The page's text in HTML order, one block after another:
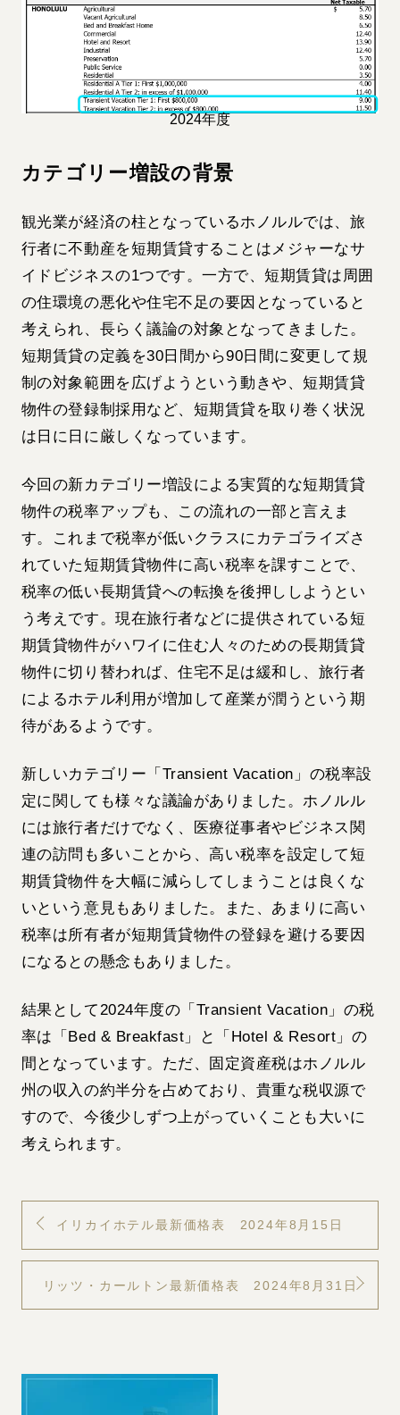
2024年度
カテゴリー増設の背景
観光業が経済の柱となっているホノルルでは、旅
行者に不動産を短期賃貸することはメジャーなサ
イドビジネスの1つです。一方で、短期賃貸は周囲
の住環境の悪化や住宅不足の要因となっていると
考えられ、長らく議論の対象となってきました。
短期賃貸の定義を30日間から90日間に変更して規
制の対象範囲を広げようという動きや、短期賃貸
物件の登録制採用など、短期賃貸を取り巻く状況
は日に日に厳しくなっています。
今回の新カテゴリー増設による実質的な短期賃貸
物件の税率アップも、この流れの一部と言えま
す。これまで税率が低いクラスにカテゴライズさ
れていた短期賃貸物件に高い税率を課すことで、
税率の低い長期賃貸への転換を後押ししようとい
う考えです。現在旅行者などに提供されている短
期賃貸物件がハワイに住む人々のための長期賃貸
物件に切り替われば、住宅不足は緩和し、旅行者
によるホテル利用が増加して産業が潤うという期
待があるようです。
新しいカテゴリー「Transient Vacation」の税率設
定に関しても様々な議論がありました。ホノルル
には旅行者だけでなく、医療従事者やビジネス関
連の訪問も多いことから、高い税率を設定して短
期賃貸物件を大幅に減らしてしまうことは良くな
いという意見もありました。また、あまりに高い
税率は所有者が短期賃貸物件の登録を避ける要因
になるとの懸念もありました。
結果として2024年度の「Transient Vacation」の税
率は「Bed & Breakfast」と「Hotel & Resort」の
間となっています。ただ、固定資産税はホノルル
州の収入の約半分を占めており、貴重な税収源で
すので、今後少しずつ上がっていくことも大いに
考えられます。
イリカイホテル最新価格表 2024年8月15日
リッツ・カールトン最新価格表 2024年8月31日